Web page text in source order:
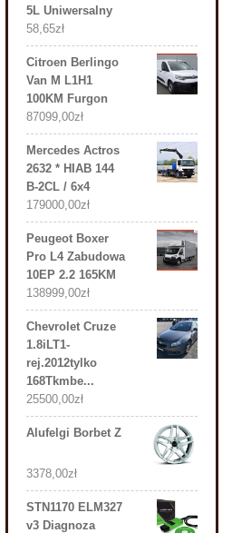
5L Uniwersalny
58,65zł
Citroen Berlingo
Van M L1H1
100KM Furgon
87099,00zł
Mercedes Actros
2632 * HIAB 144
B-2CL / 6x4
179000,00zł
Peugeot Boxer
Pro L4 Zabudowa
10EP 2.2 165KM
138999,00zł
Chevrolet Cruze
1.8iLT1-
rej.2012tylko
168Tkmbe...
25500,00zł
Alufelgi Borbet Z
3378,00zł
STN1170 ELM327
v3 Diagnoza